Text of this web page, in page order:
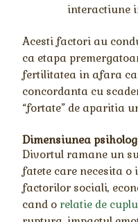
interactiune
Acesti factori au
ca etapa
fertilitatea in afara
concordanta cu
“fortate” de aparitia
Dimensiunea
Divortul ramane un
fatete care necesita o
factorilor sociali,
cand o relatie de cuplu